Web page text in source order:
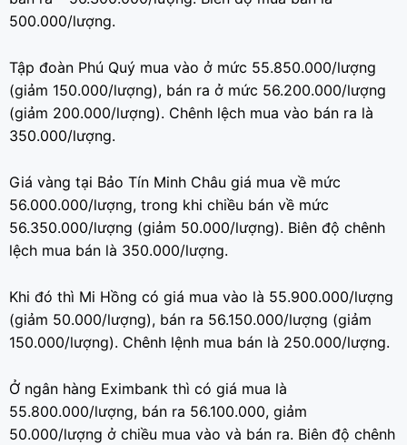
500.000/lượng.
Tập đoàn Phú Quý mua vào ở mức 55.850.000/lượng
(giảm 150.000/lượng), bán ra ở mức 56.200.000/lượng
(giảm 200.000/lượng). Chênh lệch mua vào bán ra là
350.000/lượng.
Giá vàng tại Bảo Tín Minh Châu giá mua về mức
56.000.000/lượng, trong khi chiều bán về mức
56.350.000/lượng (giảm 50.000/lượng). Biên độ chênh
lệch mua bán là 350.000/lượng.
Khi đó thì Mi Hồng có giá mua vào là 55.900.000/lượng
(giảm 50.000/lượng), bán ra 56.150.000/lượng (giảm
150.000/lượng). Chênh lệnh mua bán là 250.000/lượng.
Ở ngân hàng Eximbank thì có giá mua là
55.800.000/lượng, bán ra 56.100.000, giảm
50.000/lượng ở chiều mua vào và bán ra. Biên độ chênh